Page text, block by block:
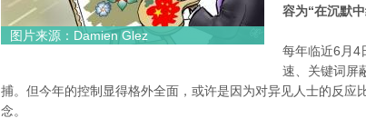
图片来源：Damien Glez
容为“在沉默中
每年临近6月4
速、关键词屏
捕。但今年的控制显得格外全面，或许是因为对异见人士的反应
念。